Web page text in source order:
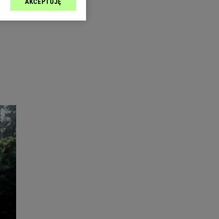
sp. z o.o., jej
celów identyfikacji.
reklam i treści,